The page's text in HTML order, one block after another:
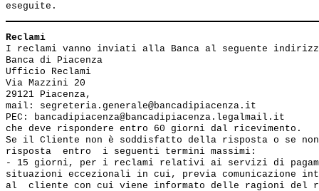
Reclami
I reclami vanno inviati alla Banca al seguente
Banca di Piacenza
Ufficio Reclami
Via Mazzini 20
29121 Piacenza,
mail: segreteria.generale@bancadipiacenza.it
PEC: bancadipiacenza@bancadipiacenza.legalmail.it
che deve rispondere entro 60 giorni dal ricevimento.
Se il Cliente non è soddisfatto della risposta o se
risposta  entro  i seguenti termini massimi:
- 15 giorni, per i reclami relativi ai servizi di
situazioni eccezionali in cui, previa comunicazione
al  cliente con cui viene informato delle ragioni del